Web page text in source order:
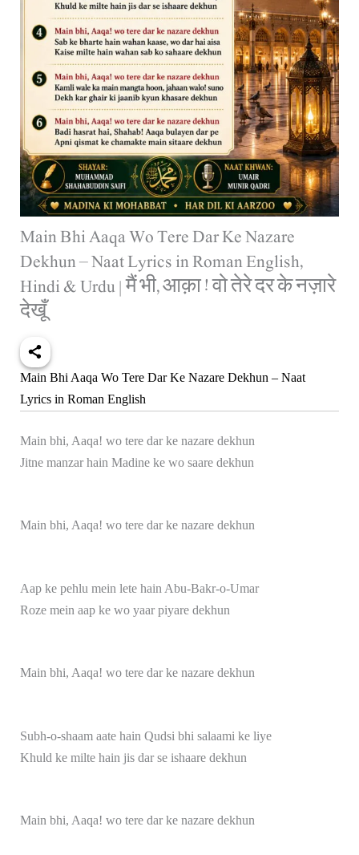
Main Bhi Aaqa Wo Tere Dar Ke Nazare
Dekhun – Naat Lyrics in Roman English,
Hindi & Urdu | मैं भी, आक़ा ! वो तेरे दर के नज़ारे
देखूँ
Main Bhi Aaqa Wo Tere Dar Ke Nazare Dekhun – Naat
Lyrics in Roman English
Main bhi, Aaqa! wo tere dar ke nazare dekhun
Jitne manzar hain Madine ke wo saare dekhun
Main bhi, Aaqa! wo tere dar ke nazare dekhun
Aap ke pehlu mein lete hain Abu-Bakr-o-Umar
Roze mein aap ke wo yaar piyare dekhun
Main bhi, Aaqa! wo tere dar ke nazare dekhun
Subh-o-shaam aate hain Qudsi bhi salaami ke liye
Khuld ke milte hain jis dar se ishaare dekhun
Main bhi, Aaqa! wo tere dar ke nazare dekhun